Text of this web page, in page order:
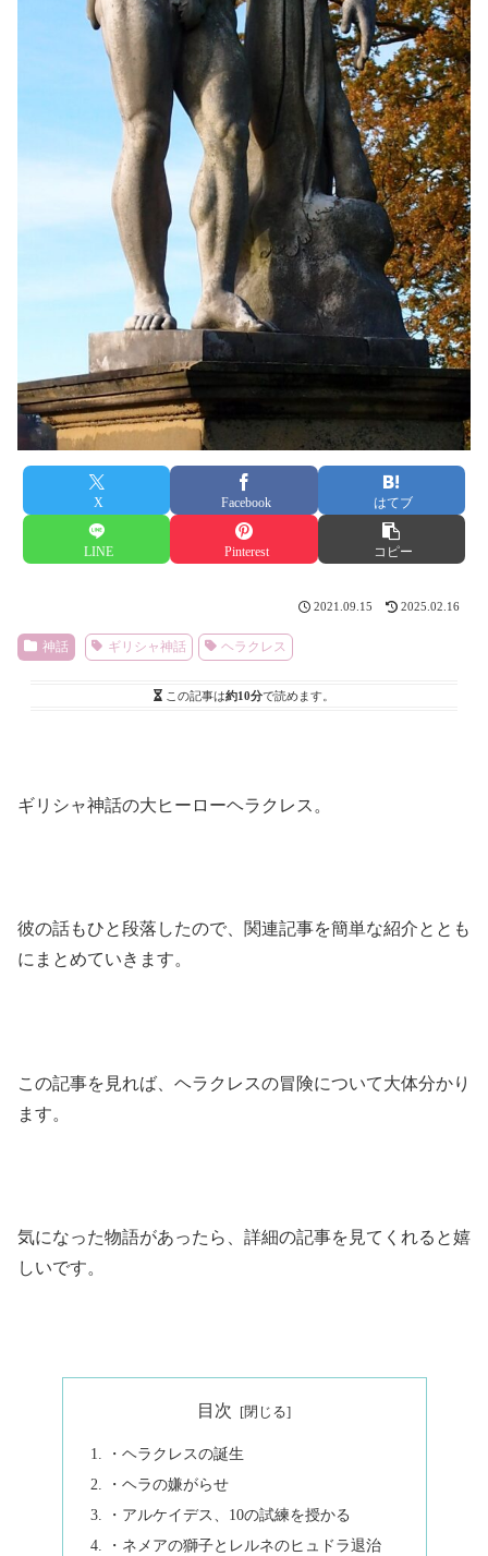
X Facebook はてブ
LINE Pinterest コピー
2021.09.15 2025.02.16
神話 ギリシャ神話 ヘラクレス
この記事は約10分で読めます。
ギリシャ神話の大ヒーローヘラクレス。
彼の話もひと段落したので、関連記事を簡単な紹介ととも
にまとめていきます。
この記事を見れば、ヘラクレスの冒険について大体分かり
ます。
気になった物語があったら、詳細の記事を見てくれると嬉
しいです。
目次
・ヘラクレスの誕生
・ヘラの嫌がらせ
・アルケイデス、10の試練を授かる
・ネメアの獅子とレルネのヒュドラ退治